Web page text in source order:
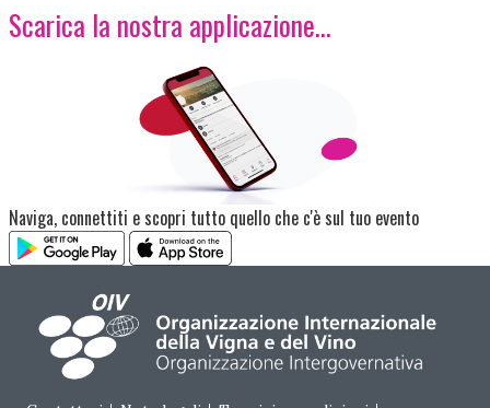
Scarica la nostra applicazione...
Immagine
Naviga, connettiti e scopri tutto quello che c'è sul tuo evento